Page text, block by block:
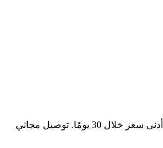
웹 أوراق رقائق رينولدز المقطعة مسبقًا ، 12 × 10.75 بوصة ، 500 ورقة. 500 قدم مربع (عبوة واحدة) 4.7 من 5 نجوم 6،595.000 أكثر من 400 تم شراؤها الأسبوع الماضي. أدنى سعر خلال 30 يومًا. توصيل مجاني